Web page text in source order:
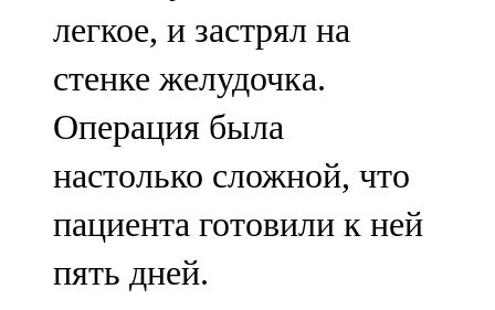
107,0 FM
Яр Чаллы
105,5 FM
легкое, и застрял на
стенке желудочка.
Операция была
настолько сложной, что
пациента готовили к ней
пять дней.